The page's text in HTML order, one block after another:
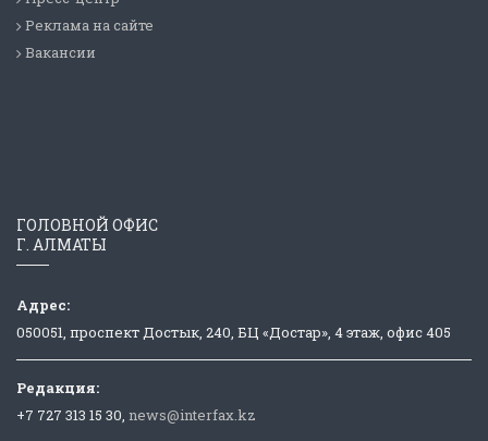
Реклама на сайте
Вакансии
ГОЛОВНОЙ ОФИС
Г. АЛМАТЫ
Адрес:
050051, проспект Достык, 240, БЦ «Достар», 4 этаж, офис 405
Редакция:
+7 727 313 15 30, news@interfax.kz